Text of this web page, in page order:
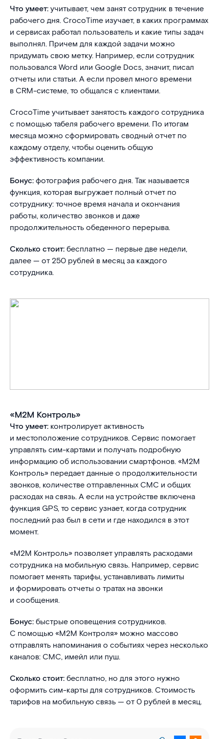
Что умеет:учитывает, чем занят сотрудник в течение
рабочего дня. CrocoTime изучает, в каких программах
и сервисах работал пользователь и какие типы задач
выполнял. Причем для каждой задачи можно
придумать свою метку. Например, если сотрудник
пользовался Word или Google Docs, значит, писал
отчеты или статьи. А если провел много времени
в CRM-системе, то общался с клиентами.
CrocoTime учитывает занятость каждого сотрудника
с помощью табеля рабочего времени. По итогам
месяца можно сформировать сводный отчет по
каждому отделу, чтобы оценить общую
эффективность компании.
Бонус:фотография рабочего дня. Так называется
функция, которая выгружает полный отчет по
сотруднику: точное время начала и окончания
работы, количество звонков и даже
продолжительность обеденного перерыва.
Сколько стоит:бесплатно — первые две недели,
далее — от 250 рублей в месяц за каждого
сотрудника.
«М2М Контроль»
Что умеет: контролирует активность
и местоположение сотрудников. Сервис помогает
управлять сим-картами и получать подробную
информацию об использовании смартфонов. «М2М
Контроль» передает данные о продолжительности
звонков, количестве отправленных СМС и общих
расходах на связь. А если на устройстве включена
функция GPS, то сервис узнает, когда сотрудник
последний раз был в сети и где находился в этот
момент.
«М2М Контроль» позволяет управлять расходами
сотрудника на мобильную связь. Например, сервис
помогает менять тарифы, устанавливать лимиты
и формировать отчеты о тратах на звонки
и сообщения.
Бонус:быстрые оповещения сотрудников.
С помощью «М2М Контроля» можно массово
отправлять напоминания о событиях через несколько
каналов: СМС, имейл или пуш.
Сколько стоит:бесплатно, но для этого нужно
оформить сим-карты для сотрудников. Стоимость
тарифов на мобильную связь — от 0 рублей в месяц.